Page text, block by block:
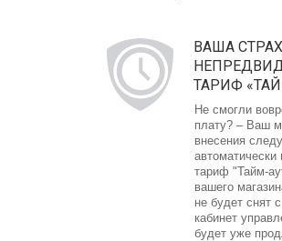
ВАША
ТАРИФ
Не смогли
плату? – Ваш
внесения
тариф "Тайм-
вашего
не будет снят
кабинет
будет уже